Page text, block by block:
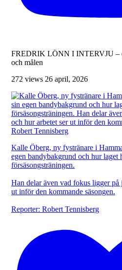
FREDRIK LÖNN I INTERVJU –
och målen
272 views 26 april, 2026
Kalle Öberg, ny fystränare i
egen bandybakgrund och hur laget
försäsongsträningen.
Han delar även vad fokus ligger på
ut inför den kommande säsongen.
Reporter: Robert Tennisberg